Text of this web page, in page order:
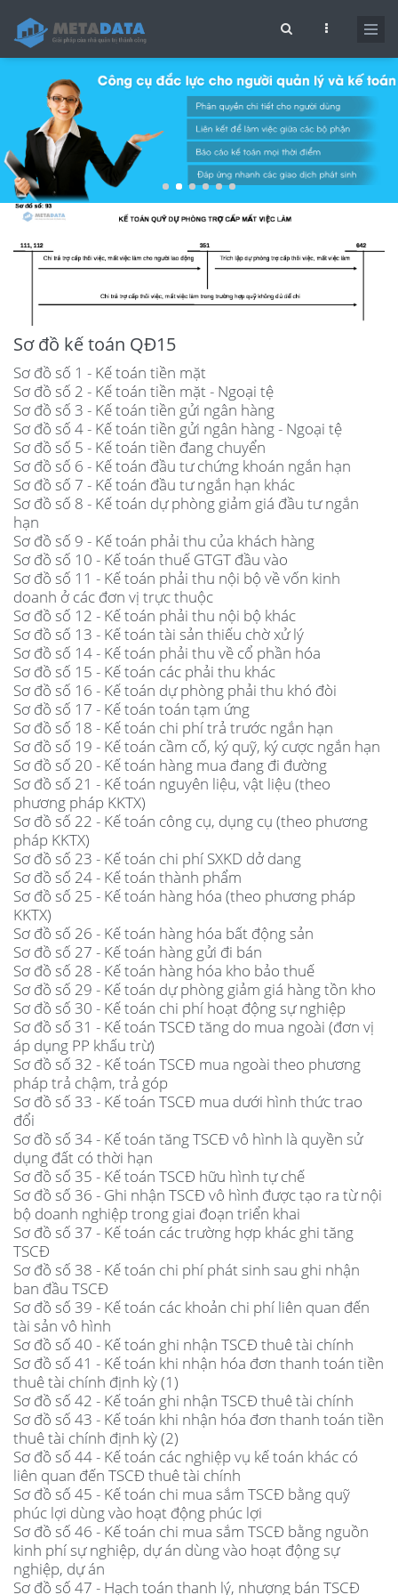
Biểu mẫu tìm kiếm
Sơ đồ kế toán QĐ15
Sơ đồ số 1 - Kế toán tiền mặt
Sơ đồ số 2 - Kế toán tiền mặt - Ngoại tệ
Sơ đồ số 3 - Kế toán tiền gửi ngân hàng
Sơ đồ số 4 - Kế toán tiền gửi ngân hàng - Ngoại tệ
Sơ đồ số 5 - Kế toán tiền đang chuyển
Sơ đồ số 6 - Kế toán đầu tư chứng khoán ngắn hạn
Sơ đồ số 7 - Kế toán đầu tư ngắn hạn khác
Sơ đồ số 8 - Kế toán dự phòng giảm giá đầu tư ngắn
hạn
Sơ đồ số 9 - Kế toán phải thu của khách hàng
Sơ đồ số 10 - Kế toán thuế GTGT đầu vào
Sơ đồ số 11 - Kế toán phải thu nội bộ về vốn kinh
doanh ở các đơn vị trực thuộc
Sơ đồ số 12 - Kế toán phải thu nội bộ khác
Sơ đồ số 13 - Kế toán tài sản thiếu chờ xử lý
Sơ đồ số 14 - Kế toán phải thu về cổ phần hóa
Sơ đồ số 15 - Kế toán các phải thu khác
Sơ đồ số 16 - Kế toán dự phòng phải thu khó đòi
Sơ đồ số 17 - Kế toán toán tạm ứng
Sơ đồ số 18 - Kế toán chi phí trả trước ngắn hạn
Sơ đồ số 19 - Kế toán cầm cố, ký quỹ, ký cược ngắn hạn
Sơ đồ số 20 - Kế toán hàng mua đang đi đường
Sơ đồ số 21 - Kế toán nguyên liệu, vật liệu (theo
phương pháp KKTX)
Sơ đồ số 22 - Kế toán công cụ, dụng cụ (theo phương
pháp KKTX)
Sơ đồ số 23 - Kế toán chi phí SXKD dở dang
Sơ đồ số 24 - Kế toán thành phẩm
Sơ đồ số 25 - Kế toán hàng hóa (theo phương pháp
KKTX)
Sơ đồ số 26 - Kế toán hàng hóa bất động sản
Sơ đồ số 27 - Kế toán hàng gửi đi bán
Sơ đồ số 28 - Kế toán hàng hóa kho bảo thuế
Sơ đồ số 29 - Kế toán dự phòng giảm giá hàng tồn kho
Sơ đồ số 30 - Kế toán chi phí hoạt động sự nghiệp
Sơ đồ số 31 - Kế toán TSCĐ tăng do mua ngoài (đơn vị
áp dụng PP khấu trừ)
Sơ đồ số 32 - Kế toán TSCĐ mua ngoài theo phương
pháp trả chậm, trả góp
Sơ đồ số 33 - Kế toán TSCĐ mua dưới hình thức trao
đổi
Sơ đồ số 34 - Kế toán tăng TSCĐ vô hình là quyền sử
dụng đất có thời hạn
Sơ đồ số 35 - Kế toán TSCĐ hữu hình tự chế
Sơ đồ số 36 - Ghi nhận TSCĐ vô hình được tạo ra từ nội
bộ doanh nghiệp trong giai đoạn triển khai
Sơ đồ số 37 - Kế toán các trường hợp khác ghi tăng
TSCĐ
Sơ đồ số 38 - Kế toán chi phí phát sinh sau ghi nhận
ban đầu TSCĐ
Sơ đồ số 39 - Kế toán các khoản chi phí liên quan đến
tài sản vô hình
Sơ đồ số 40 - Kế toán ghi nhận TSCĐ thuê tài chính
Sơ đồ số 41 - Kế toán khi nhận hóa đơn thanh toán tiền
thuê tài chính định kỳ (1)
Sơ đồ số 42 - Kế toán ghi nhận TSCĐ thuê tài chính
Sơ đồ số 43 - Kế toán khi nhận hóa đơn thanh toán tiền
thuê tài chính định kỳ (2)
Sơ đồ số 44 - Kế toán các nghiệp vụ kế toán khác có
liên quan đến TSCĐ thuê tài chính
Sơ đồ số 45 - Kế toán chi mua sắm TSCĐ bằng quỹ
phúc lợi dùng vào hoạt động phúc lợi
Sơ đồ số 46 - Kế toán chi mua sắm TSCĐ bằng nguồn
kinh phí sự nghiệp, dự án dùng vào hoạt động sự
nghiệp, dự án
Sơ đồ số 47 - Hạch toán thanh lý, nhượng bán TSCĐ